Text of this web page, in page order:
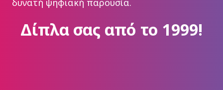
δυνατή ψηφιακή παρουσία.
Δίπλα σας από το 1999!